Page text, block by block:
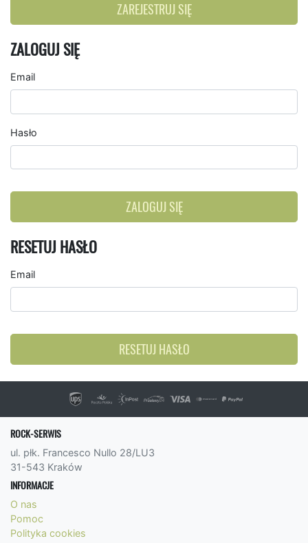
ZAREJESTRUJ SIĘ
ZALOGUJ SIĘ
Email
Hasło
ZALOGUJ SIĘ
RESETUJ HASŁO
Email
RESETUJ HASŁO
ROCK-SERWIS
ul. płk. Francesco Nullo 28/LU3
31-543 Kraków
INFORMACJE
O nas
Pomoc
Polityka cookies